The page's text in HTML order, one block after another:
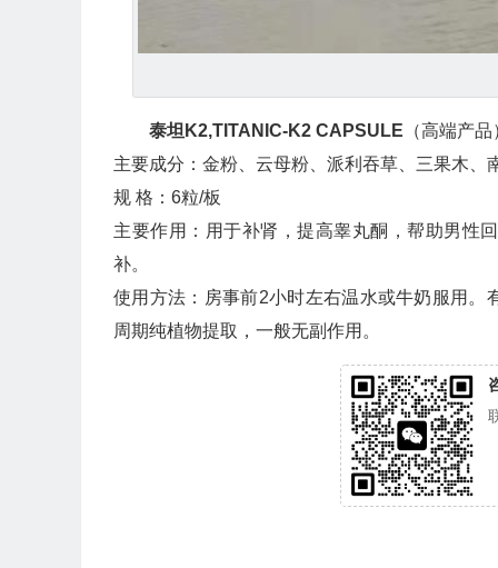
泰坦K2,TITANIC-K2 CAPSULE （高端产品
主要成分：金粉、云母粉、派利吞草、三果木、
规 格：6粒/板
主要作用：用于补肾，提高睾丸酮，帮助男性
补。
使用方法：房事前2小时左右温水或牛奶服用
周期纯植物提取，一般无副作用。